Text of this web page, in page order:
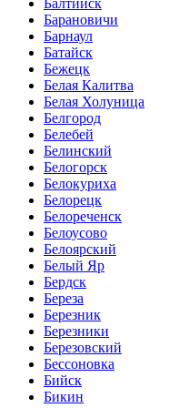
Балтийск
Барановичи
Барнаул
Батайск
Бежецк
Белая Калитва
Белая Холуница
Белгород
Белебей
Белинский
Белогорск
Белокуриха
Белорецк
Белореченск
Белоусово
Белоярский
Белый Яр
Бердск
Береза
Березник
Березники
Березовский
Бессоновка
Бийск
Бикин